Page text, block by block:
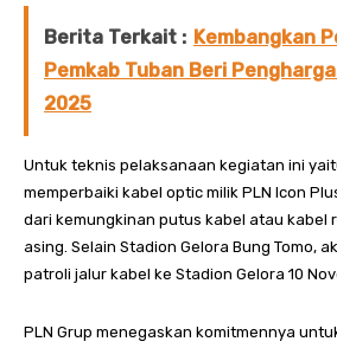
Berita Terkait : Kembangkan
Pemkab Tuban Beri
2025
Untuk teknis pelaksanaan kegiatan ini
memperbaiki kabel optic milik PLN Icon
dari kemungkinan putus kabel atau kabel
asing. Selain Stadion Gelora Bung Tomo,
patroli jalur kabel ke Stadion Gelora 10
PLN Grup menegaskan komitmennya